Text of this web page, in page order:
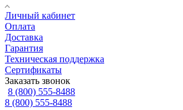
Личный кабинет
Оплата
Доставка
Гарантия
Техническая поддержка
Сертификаты
Заказать звонок
8 (800) 555-8488
8 (800) 555-8488